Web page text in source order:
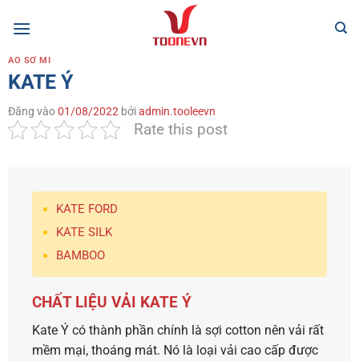
qua
ÁO SƠ MI
KATE Ý
Đăng vào01/08/2022 bởiadmin.tooleevn
Rate this post
KATE FORD
KATE SILK
BAMBOO
CHẤT LIỆU VẢI KATE Ý
Kate Ý có thành phần chính là sợi cotton nên vải rất
mềm mại, thoáng mát. Nó là loại vải cao cấp được